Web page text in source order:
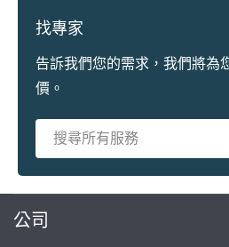
找專家
告訴我們您的需求，我們將為
價。
公司繼續完成